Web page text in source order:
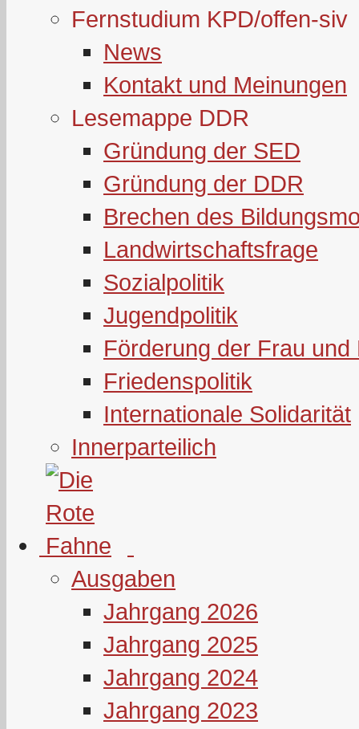
Fernstudium KPD/offen-siv
News
Kontakt und Meinungen
Lesemappe DDR
Gründung der SED
Gründung der DDR
Brechen des
Landwirtschaftsfrage
Sozialpolitik
Jugendpolitik
Förderung der Frau und
Friedenspolitik
Internationale Solidarität
Innerparteilich
Ausgaben
Jahrgang 2026
Jahrgang 2025
Jahrgang 2024
Jahrgang 2023